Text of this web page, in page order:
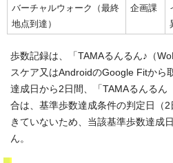
バーチャルウォーク（最終
地点到達）
企画課
歩数記録は、「TAMAるんるん♪（
スケア又はAndroidのGoogle Fitから
達成日から2日間、「TAMAるんるん
合は、基準歩数達成条件の判定日（
きていないため、当該基準歩数達成
ん。